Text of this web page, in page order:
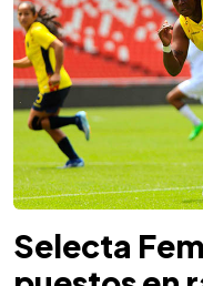
Selecta